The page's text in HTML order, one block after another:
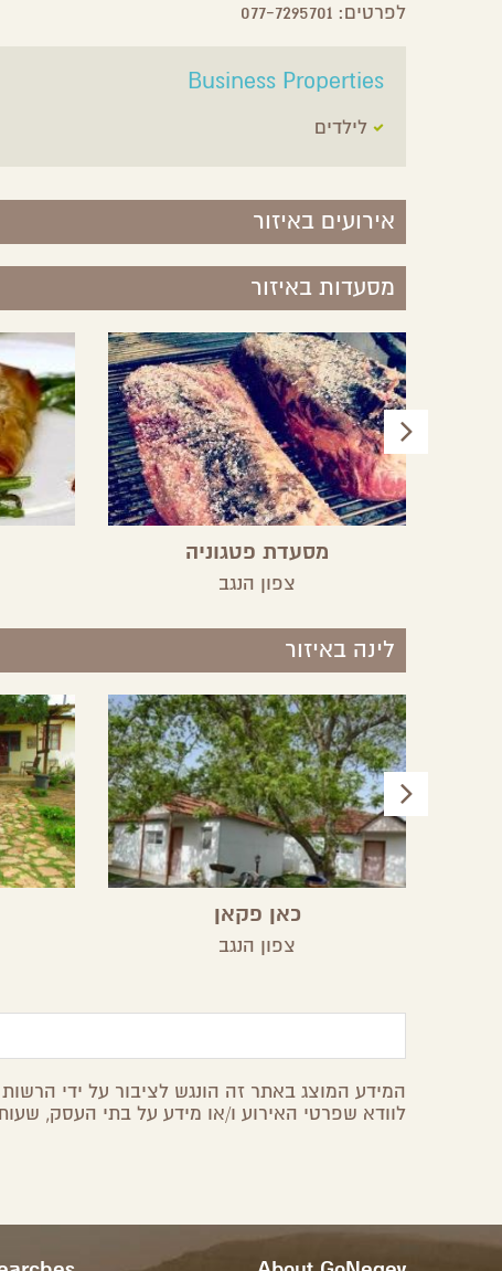
לפרטים: 077-7295701
Business Properties
לילדים
אירועים באיזור
מסעדות באיזור
מסעדת פטגוניה
צפון הנגב
לינה באיזור
כאן פקאן
צפון הנגב
המידע המוצג באתר זה הונגש לציבור על ידי
לוודא שפרטי האירוע ו/או מידע על בתי העסק,